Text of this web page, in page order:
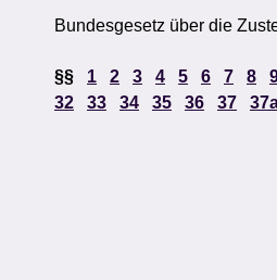
Bundesgesetz über die
§§ 1 2 3 4 5 6 7 8
32
33 34 35 36 37